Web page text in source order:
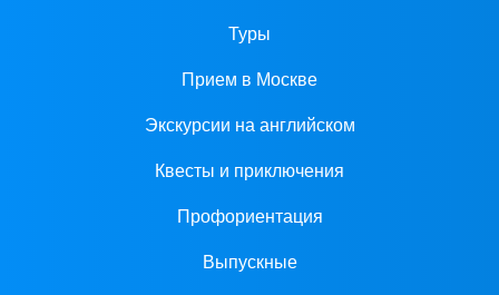
Туры
Прием в Москве
Экскурсии на английском
Квесты и приключения
Профориентация
Выпускные